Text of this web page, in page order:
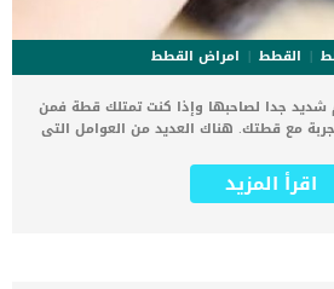
القطط
امراض القطط
جدا لصاحبها وإذا كنت تمتلك قطة فمن
مع قطتك. هناك العديد من العوامل التى
فلا تهمل الامر اذا قامت قطتك بعضك. اقرأ
على عدم العض في خمس خطوات هناك بعض
اقرأ المزيد